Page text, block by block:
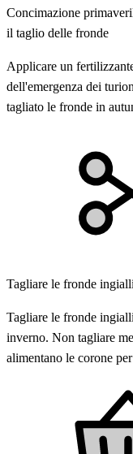
Concimazione
il taglio delle fronde
Applicare un
dell'emergenza dei
tagliato le fronde in
Tagliare le fronde
Tagliare le fronde
inverno. Non tagliare
alimentano le corone